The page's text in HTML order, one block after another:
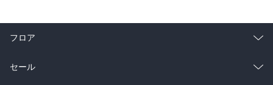
フロア
総合
セール